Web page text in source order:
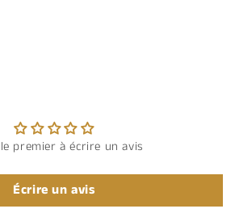
premier à écrire un avis
Écrire un avis